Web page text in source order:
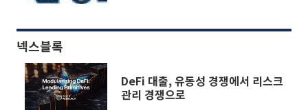
넥스블록
DeFi 대출, 유동성 경쟁에서 리스크
관리 경쟁으로